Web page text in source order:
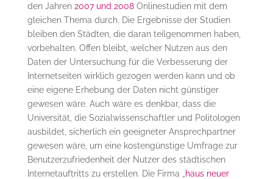
den Jahren 2007 und 2008Onlinestudien mit dem
gleichen Thema durch. Die Ergebnisse der Studien
bleiben den Städten, die daran teilgenommen haben,
vorbehalten. Offen bleibt, welcher Nutzen aus den
Daten der Untersuchung für die Verbesserung der
Internetseiten wirklich gezogen werden kann und ob
eine eigene Erhebung der Daten nicht günstiger
gewesen wäre. Auch wäre es denkbar, dass die
Universität, die Sozialwissenschaftler und Politologen
ausbildet, sicherlich ein geeigneter Ansprechpartner
gewesen wäre, um eine kostengünstige Umfrage zur
Benutzerzufriedenheit der Nutzer des städtischen
Internetauftritts zu erstellen. Die Firma „
haus neuer